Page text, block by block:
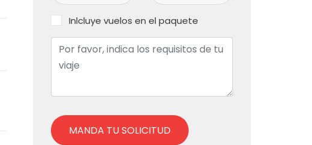
Inlcluye vuelos en el paquete
MANDA TU SOLICITUD